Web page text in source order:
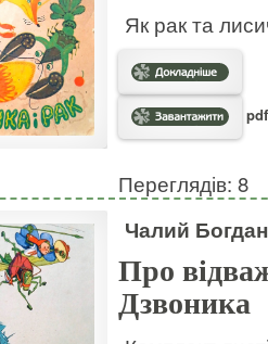
Як рак та
Переглядів: 8
Чалий
Про
Дзвоника